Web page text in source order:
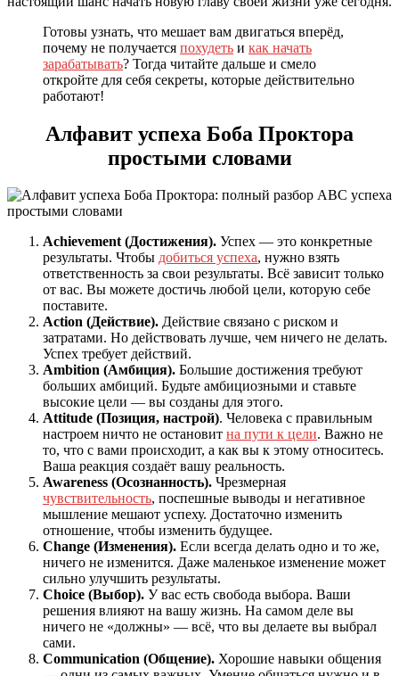
Готовы узнать, что мешает вам двигаться вперёд,
почему не получается похудеть и как начать
зарабатывать? Тогда читайте дальше и смело
откройте для себя секреты, которые действительно
работают!
Алфавит успеха Боба Проктора
простыми словами
Achievement (Достижения). Успех — это конкретные
результаты. Чтобы добиться успеха, нужно взять
ответственность за свои результаты. Всё зависит только
от вас. Вы можете достичь любой цели, которую себе
поставите.
Action (Действие). Действие связано с риском и
затратами. Но действовать лучше, чем ничего не делать.
Успех требует действий.
Ambition (Амбиция). Большие достижения требуют
больших амбиций. Будьте амбициозными и ставьте
высокие цели — вы созданы для этого.
Attitude (Позиция, настрой). Человека с правильным
настроем ничто не остановит на пути к цели. Важно не
то, что с вами происходит, а как вы к этому относитесь.
Ваша реакция создаёт вашу реальность.
Awareness (Осознанность). Чрезмерная
чувствительность, поспешные выводы и негативное
мышление мешают успеху. Достаточно изменить
отношение, чтобы изменить будущее.
Change (Изменения). Если всегда делать одно и то же,
ничего не изменится. Даже маленькое изменение может
сильно улучшить результаты.
Choice (Выбор). У вас есть свобода выбора. Ваши
решения влияют на вашу жизнь. На самом деле вы
ничего не «должны» — всё, что вы делаете вы выбрал
сами.
Communication (Общение). Хорошие навыки общения